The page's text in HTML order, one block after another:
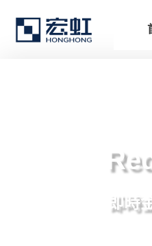
即時